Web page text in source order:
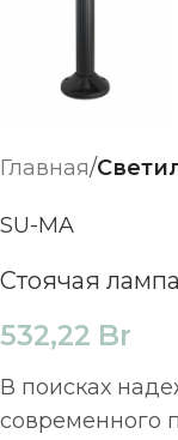
Главная
SU-MA
Стоячая
532,22 Br
В поисках
современного